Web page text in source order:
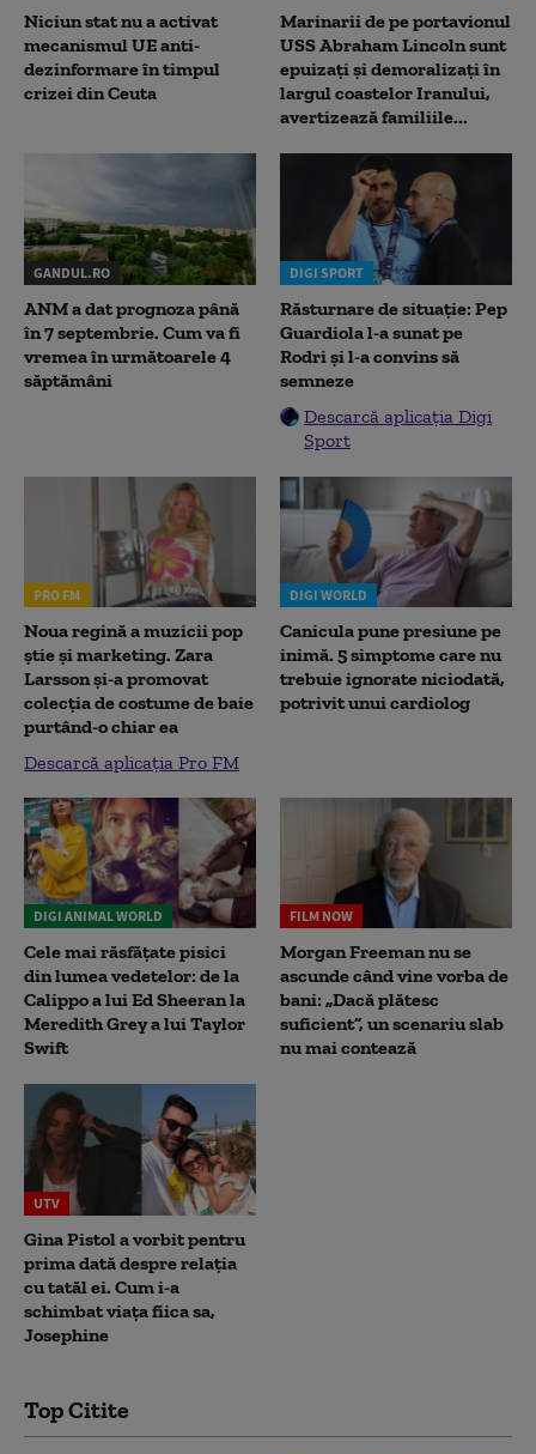
Niciun stat nu a activat
mecanismul UE anti-
dezinformare în timpul
crizei din Ceuta
Marinarii de pe portavionul
USS Abraham Lincoln sunt
epuizați și demoralizați în
largul coastelor Iranului,
avertizează familiile...
GANDUL.RO
ANM a dat prognoza până
în 7 septembrie. Cum va fi
vremea în următoarele 4
săptămâni
DIGI SPORT
Răsturnare de situație: Pep
Guardiola l-a sunat pe
Rodri și l-a convins să
semneze
Descarcă aplicația Digi
Sport
PRO FM
Noua regină a muzicii pop
știe și marketing. Zara
Larsson și-a promovat
colecția de costume de baie
purtând-o chiar ea
Descarcă aplicația Pro FM
DIGI WORLD
Canicula pune presiune pe
inimă. 5 simptome care nu
trebuie ignorate niciodată,
potrivit unui cardiolog
DIGI ANIMAL WORLD
Cele mai răsfățate pisici
din lumea vedetelor: de la
Calippo a lui Ed Sheeran la
Meredith Grey a lui Taylor
Swift
FILM NOW
Morgan Freeman nu se
ascunde când vine vorba de
bani: „Dacă plătesc
suficient”, un scenariu slab
nu mai contează
UTV
Gina Pistol a vorbit pentru
prima dată despre relația
cu tatăl ei. Cum i-a
schimbat viața fiica sa,
Josephine
Top Citite